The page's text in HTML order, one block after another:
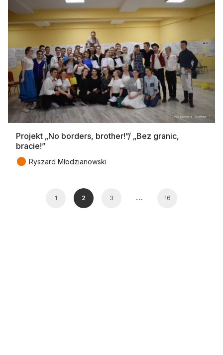
Projekt „No borders, brother!”/ „Bez granic,
bracie!”
● Ryszard Młodzianowski
1 2 3 … 16